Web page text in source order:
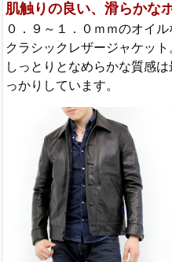
肌触りの良い、滑らかな
０．９～１．０ｍｍのオイ
クラシックレザージャケット
しっとりとなめらかな質感
っかりしています。